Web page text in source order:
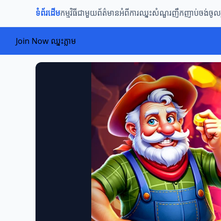
ទំព័រដើមកម្មវិធីជាមួយព័ត៌មានអំពីការឈ្នះសំណួរញឹកញាប់ចង់ចូល
Join Now ឈ្នះភ្លាម